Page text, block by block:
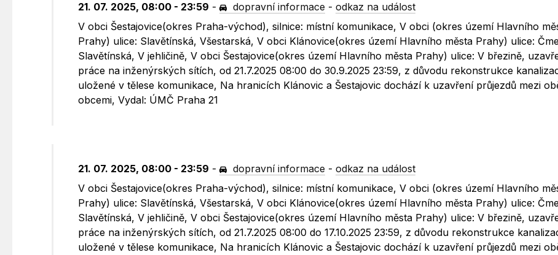
21. 07. 2025, 08:00 - 23:59 - dopravní informace -odkaz na událost
V obci Šestajovice(okres Praha-východ), silnice: místní komunikace, V obci (okres území Hlavního
Prahy) ulice: Slavětínská, Všestarská, V obci Klánovice(okres území Hlavního města Prahy) ulice:
Slavětínská, V jehličině, V obci Šestajovice(okres území Hlavního města Prahy) ulice: V březině,
práce na inženýrských sítích, od 21.7.2025 08:00 do 30.9.2025 23:59, z důvodu rekonstrukce
uložené v tělese komunikace, Na hranicích Klánovic a Šestajovic dochází k uzavření průjezdů mezi
obcemi, Vydal: ÚMČ Praha 21
21. 07. 2025, 08:00 - 23:59 - dopravní informace -odkaz na událost
V obci Šestajovice(okres Praha-východ), silnice: místní komunikace, V obci (okres území Hlavního
Prahy) ulice: Slavětínská, Všestarská, V obci Klánovice(okres území Hlavního města Prahy) ulice:
Slavětínská, V jehličině, V obci Šestajovice(okres území Hlavního města Prahy) ulice: V březině,
práce na inženýrských sítích, od 21.7.2025 08:00 do 17.10.2025 23:59, z důvodu rekonstrukce
uložené v tělese komunikace, Na hranicích Klánovic a Šestajovic dochází k uzavření průjezdů mezi